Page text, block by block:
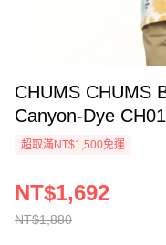
CHUMS CHUMS
Canyon-Dye
超取滿NT$1,500免運
NT$1,880
NT$1,692